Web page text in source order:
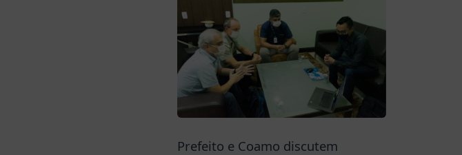
Prefeito e Coamo discutem